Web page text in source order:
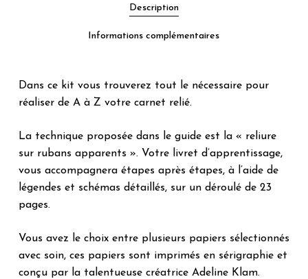
Description
Informations complémentaires
Dans ce kit vous trouverez tout le nécessaire pour
réaliser de A à Z votre carnet relié.
La technique proposée dans le guide est la « reliure
sur rubans apparents ». Votre livret d’apprentissage,
vous accompagnera étapes après étapes, à l’aide de
légendes et schémas détaillés, sur un déroulé de 23
pages.
Vous avez le choix entre plusieurs papiers sélectionnés
avec soin, ces papiers sont imprimés en sérigraphie et
conçu par la talentueuse créatrice Adeline Klam.